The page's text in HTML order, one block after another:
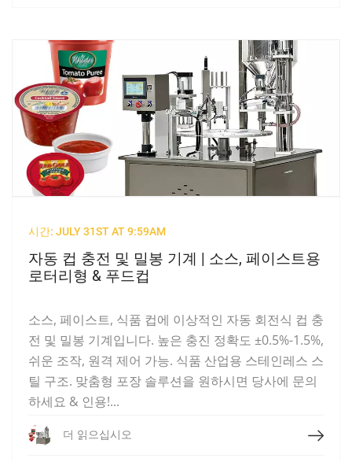
시간: JULY 31ST AT 9:59AM
자동 컵 충전 및 밀봉 기계 | 소스, 페이스트용
로터리형 & 푸드컵
소스, 페이스트, 식품 컵에 이상적인 자동 회전식 컵 충
전 및 밀봉 기계입니다. 높은 충진 정확도 ±0.5%-1.5%,
쉬운 조작, 원격 제어 가능. 식품 산업용 스테인레스 스
틸 구조. 맞춤형 포장 솔루션을 원하시면 당사에 문의
하세요 & 인용!...
더 읽으십시오 더 읽으십시오